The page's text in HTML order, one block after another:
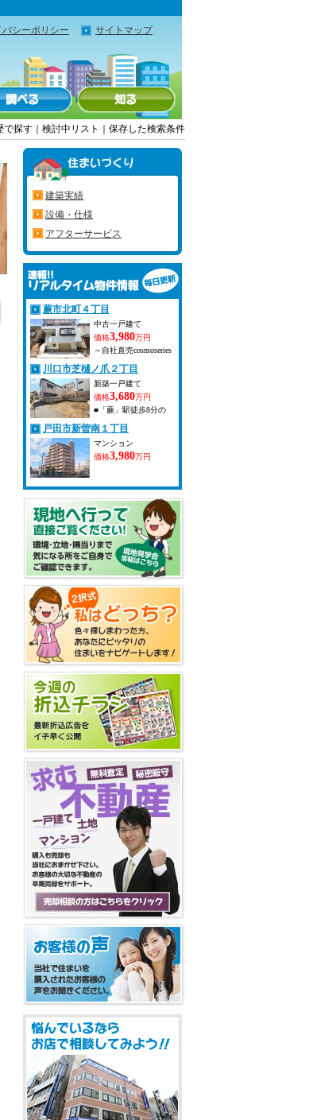
バシーポリシー サイトマップ
で探す 検討中リスト 保存した検索条件
建築実績
設備・仕様
アフターサービス
蕨市北町４丁目
中古一戸建て
価格3,980万円
～自社直売cosmoseries
中古戸建～蕨駅徒歩１
８分 広々5LDK。蕨駅
徒歩18分、埼玉県蕨市
北町の中古戸建。
153m?超のゆとりの空
間で、ご家族の成長に
合わせて変化する暮ら
しをサポート。静かな
住環境で、新しい生活
川口市芝樋ノ爪２丁目
新築一戸建て
価格3,680万円
■「蕨」駅徒歩8分の
して安心してご検討い
ただけます ■3階建
て・３ＬＤＫ75.52ｍ2
キッチン・ＷＩＣござ
います。 ■自社直売に
つき、諸費用を抑えら
れる点も魅力 駅まで
徒歩8分という利便性
に加え、都心へのアク
セスも良好。 通勤・
通学にも便利で、初め
てのマイホームにもお
すすめです。 駅近の
新築住宅を3,680万円
（税込）でお探しの方
は、ぜひ一度ご覧くだ
さい。 ご見学・詳細
のご説明はいつでも承
ります。 お気軽にお
問い合わせください。
戸田市新曽南１丁目
マンション
価格3,980万円